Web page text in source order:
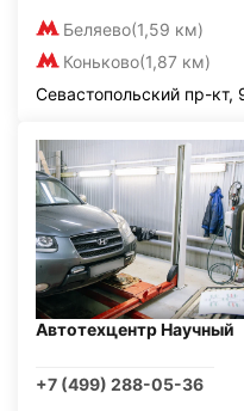
Беляево(1,59 км)
Коньково(1,87 км)
Севастопольский пр-кт,
Автотехцентр Научный
+7 (499) 288-05-36